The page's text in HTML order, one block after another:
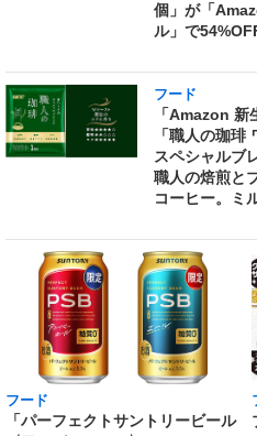
個」が「
ル」で
フード
「Amazon
「職人の珈
スペシャルブ
職人の焙煎と
コーヒー。ミ
フード
「パーフェクトサントリービール